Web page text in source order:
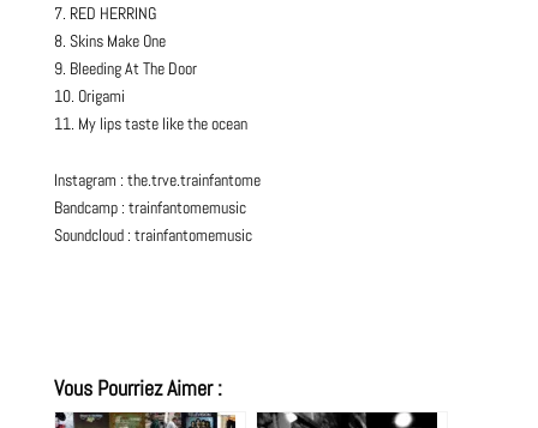
7. RED HERRING
8. Skins Make One
9. Bleeding At The Door
10. Origami
11. My lips taste like the ocean
Instagram : the.trve.trainfantome
Bandcamp : trainfantomemusic
Soundcloud : trainfantomemusic
Vous Pourriez Aimer :